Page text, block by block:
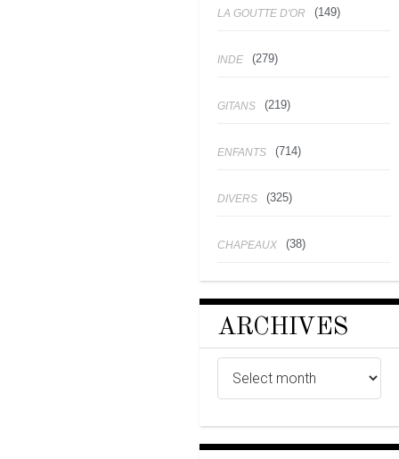
LA GOUTTE D'OR (149)
INDE (279)
GITANS (219)
ENFANTS (714)
DIVERS (325)
CHAPEAUX (38)
ARCHIVES